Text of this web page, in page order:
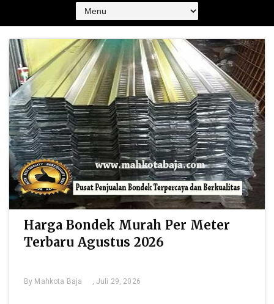
Harga Bondek Murah Per Meter
Terbaru Agustus 2026
By Mahkota Baja , Juli 29, 2026